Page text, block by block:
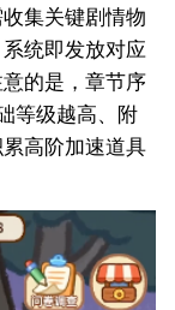
集关键剧情物
统即发放对应
的是，章节序
等级越高、附
高阶加速道具